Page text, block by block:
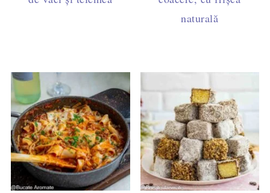
naturală